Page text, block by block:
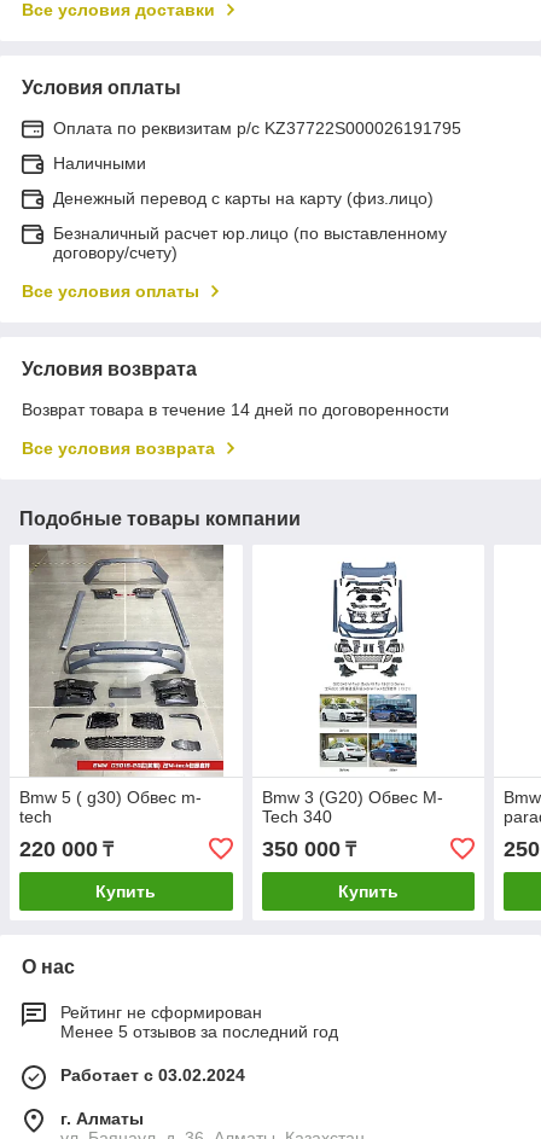
Все условия доставки
Условия оплаты
Оплата по реквизитам р/с KZ37722S000026191795
Наличными
Денежный перевод с карты на карту (физ.лицо)
Безналичный расчет юр.лицо (по выставленному
договору/счету)
Все условия оплаты
Условия возврата
Возврат товара в течение 14 дней по договоренности
Все условия возврата
Подобные товары компании
Bmw 5 ( g30) Обвес m-
tech
220 000 ₸
Купить
Bmw 3 (G20) Обвес M-
Tech 340
350 000₸
Купить
О нас
Рейтинг не сформирован
Менее 5 отзывов за последний год
Работает с 03.02.2024
г. Алматы